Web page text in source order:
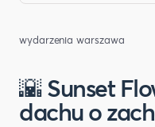
wydarzenia warszawa
🌇 Sunset
dachu o